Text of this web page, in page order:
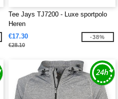
Tee Jays TJ7200 - Luxe sportpolo
Heren
€17.30
€28.10
-38%